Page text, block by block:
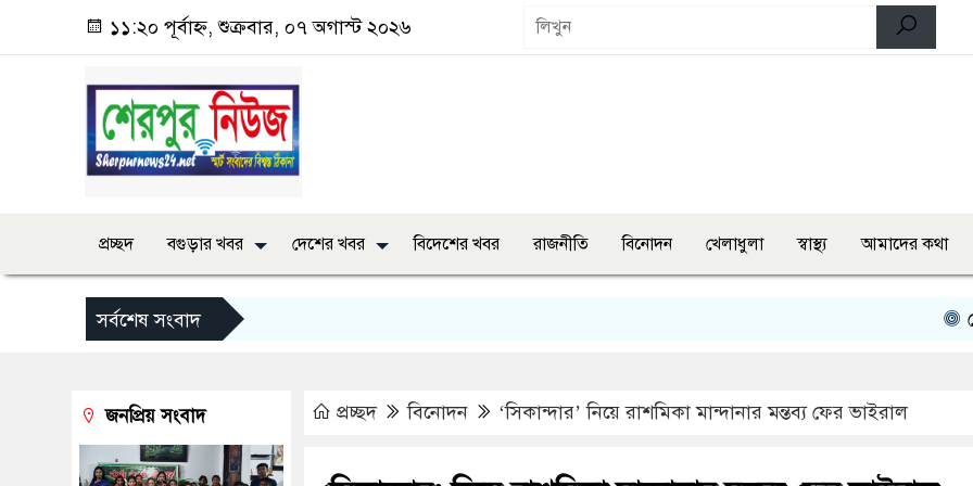
১১:২০ পূর্বাহ্ন, শুক্রবার, ০৭ অগাস্ট ২০২৬
প্রচ্ছদ বগুড়ার খবর দেশের খবর বিদেশের খবর রাজনীতি বিনোদন খেলাধুলা স্বাস্থ্য আমাদের কথা
সর্বশেষ সংবাদ শেরপুরে
প্রচ্ছদ বিনোদন ‘সিকান্দার’ নিয়ে রাশমিকা মান্দানার মন্তব্য ফের ভাইরাল
জনপ্রিয় সংবাদ